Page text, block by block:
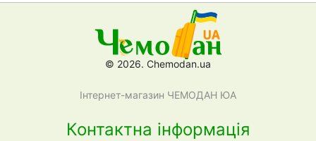
© 2026. Chemodan.ua
Інтернет-магазин ЧЕМОДАН ЮА
Контактна інформація